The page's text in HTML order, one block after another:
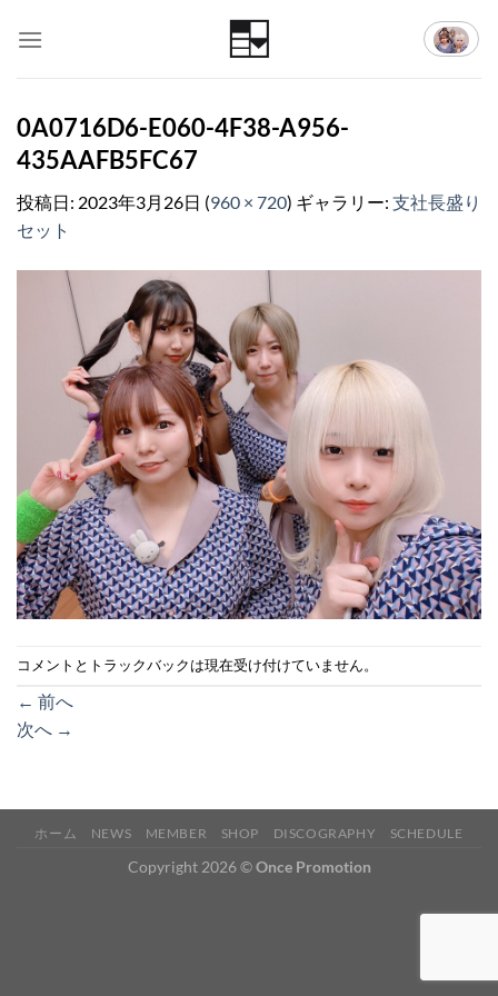
0A0716D6-E060-4F38-A956-
435AAFB5FC67
投稿日: 2023年3月26日 (960 × 720) ギャラリー: 支社長盛り
セット
コメントとトラックバックは現在受け付けていません。
← 前へ
次へ →
ホーム NEWS MEMBER SHOP DISCOGRAPHY SCHEDULE
Copyright 2026 ©Once Promotion